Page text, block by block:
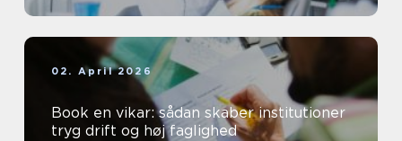
02. April 2026
Book en vikar: sådan skaber institutioner
tryg drift og høj faglighed